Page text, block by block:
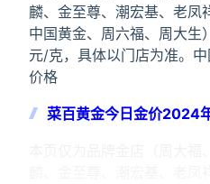
麟、金至尊、潮宏基、老凤
中国黄金、周六福、周大生
元/克，具体以门店为准。
价格
菜百黄金今日金价2024